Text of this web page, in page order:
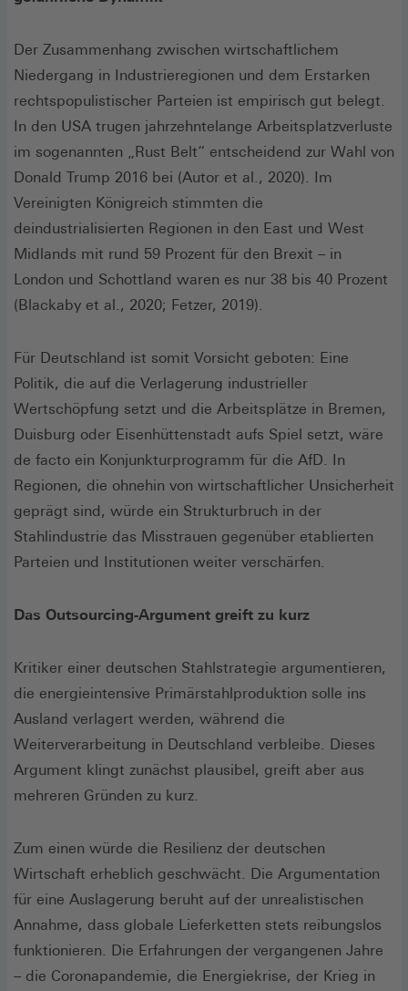
Der Zusammenhang zwischen wirtschaftlichem
Niedergang in Industrieregionen und dem Erstarken
rechtspopulistischer Parteien ist empirisch gut belegt.
In den USA trugen jahrzehntelange Arbeitsplatzverluste
im sogenannten „Rust Belt“ entscheidend zur Wahl von
Donald Trump 2016 bei (Autor et al., 2020). Im
Vereinigten Königreich stimmten die
deindustrialisierten Regionen in den East und West
Midlands mit rund 59 Prozent für den Brexit – in
London und Schottland waren es nur 38 bis 40 Prozent
(Blackaby et al., 2020; Fetzer, 2019).
Für Deutschland ist somit Vorsicht geboten: Eine
Politik, die auf die Verlagerung industrieller
Wertschöpfung setzt und die Arbeitsplätze in Bremen,
Duisburg oder Eisenhüttenstadt aufs Spiel setzt, wäre
de facto ein Konjunkturprogramm für die AfD. In
Regionen, die ohnehin von wirtschaftlicher Unsicherheit
geprägt sind, würde ein Strukturbruch in der
Stahlindustrie das Misstrauen gegenüber etablierten
Parteien und Institutionen weiter verschärfen.
Das Outsourcing-Argument greift zu kurz
Kritiker einer deutschen Stahlstrategie argumentieren,
die energieintensive Primärstahlproduktion solle ins
Ausland verlagert werden, während die
Weiterverarbeitung in Deutschland verbleibe. Dieses
Argument klingt zunächst plausibel, greift aber aus
mehreren Gründen zu kurz.
Zum einen würde die Resilienz der deutschen
Wirtschaft erheblich geschwächt. Die Argumentation
für eine Auslagerung beruht auf der unrealistischen
Annahme, dass globale Lieferketten stets reibungslos
funktionieren. Die Erfahrungen der vergangenen Jahre
– die Coronapandemie, die Energiekrise, der Krieg in